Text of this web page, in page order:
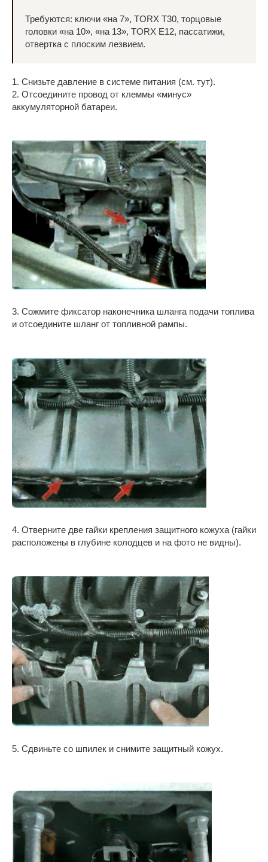
Требуются: ключи «на 7», TORX Т30, торцовые
головки «на 10», «на 13», TORX Е12, пассатижи,
отвертка с плоским лезвием.
1. Снизьте давление в системе питания (см. тут).
2. Отсоедините провод от клеммы «минус»
аккумуляторной батареи.
3. Сожмите фиксатор наконечника шланга подачи топлива
и отсоедините шланг от топливной рампы.
4. Отверните две гайки крепления защитного кожуха (гайки
расположены в глубине колодцев и на фото не видны).
5. Сдвиньте со шпилек и снимите защитный кожух.